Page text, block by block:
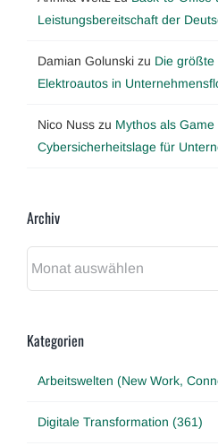
Leistungsbereitschaft der
Damian Golunski zu Die
Elektroautos in
Nico Nuss zu Mythos als
Cybersicherheitslage für
Archiv
Kategorien
Arbeitswelten (New Work,
Digitale Transformation (361)